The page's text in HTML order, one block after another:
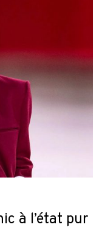
à l’état pur